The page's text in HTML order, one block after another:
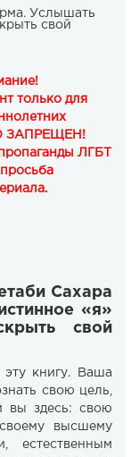
Услышать
свой
только для
ЗАПРЕЩЕН!
ЛГБТ
Сахара
«я»
свой
книгу. Ваша
свою цель,
вы здесь: свою
высшему
естественным